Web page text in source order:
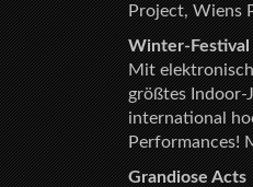
Project, Wiens
Winter-
Mit
größtes Indoor-
international
Performances!
Grandiose Acts